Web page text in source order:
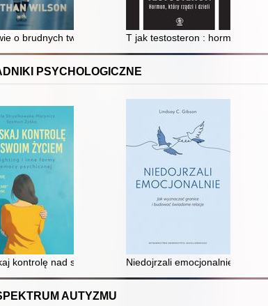
o brudnych twarzach : piłkarska historia Argentyny
T jak testosteron : hormon,
PSYCHOLOGICZNE
zmian i niepewności dzięki technikom terapii
kontrolę nad swoim życiem : gaslighting i inne formy
Niedojrzali emocjonalnie : jak
AUTYZMU